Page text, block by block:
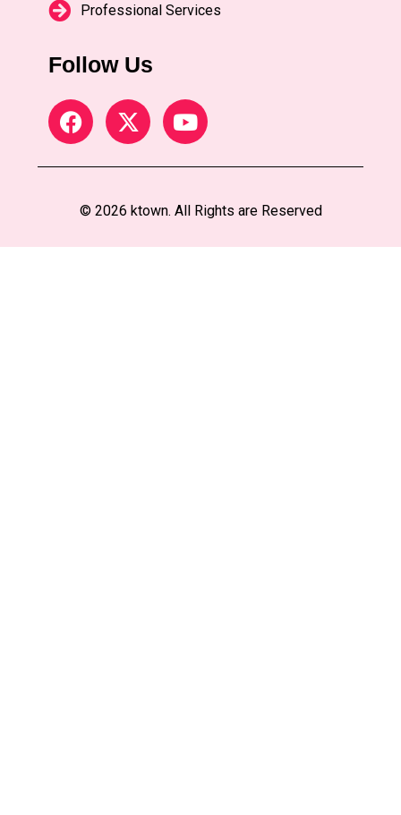
Professional Services
Follow Us
© 2026 ktown. All Rights are Reserved